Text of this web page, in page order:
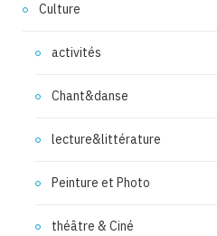
Culture
activités
Chant&danse
lecture&littérature
Peinture et Photo
théâtre & Ciné